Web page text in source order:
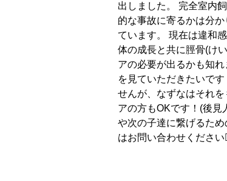
出しました。 完全室内
的な事故に寄るかは分
ています。 現在は違和
体の成長と共に脛骨(け
アの必要が出るかも知
を見ていただきたいで
せんが、なずなはそれ
アの方もOKです！(後見
や次の子達に繋げるた
はお問い合わせください